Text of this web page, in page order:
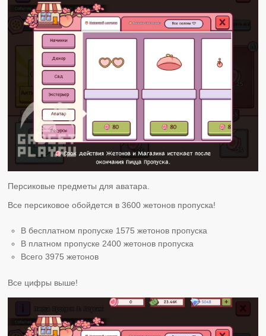
Персиковые предметы для аватара.
Все персиковое обойдется в 3600 жетонов пропуска!
В бесплатном пропуске 1575 жетонов пропуска
В платном пропуске 2400 жетонов пропуска
Всего 3975 жетонов
Все цифры выше!